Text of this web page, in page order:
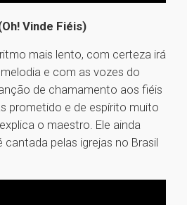
Vinde Fiéis)
mais lento, com certeza irá
e com as vozes do
de chamamento aos fiéis
prometido e de espírito muito
o maestro. Ele ainda
pelas igrejas no Brasil